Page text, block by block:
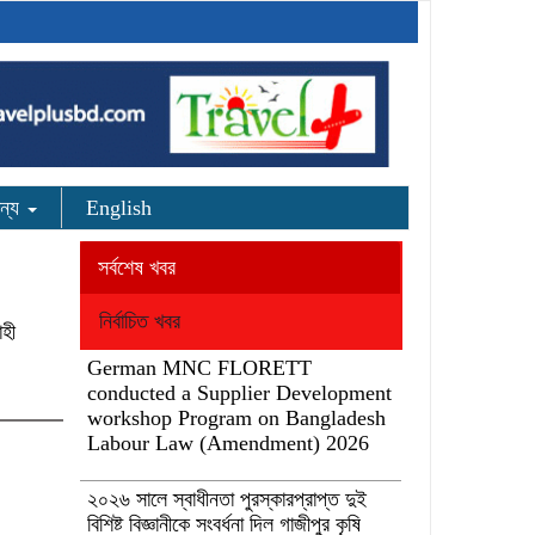
English
সর্বশেষ খবর
নির্বাচিত খবর
German MNC FLORETT
conducted a Supplier Development
workshop Program on Bangladesh
Labour Law (Amendment) 2026
২০২৬ সালে স্বাধীনতা পুরস্কারপ্রাপ্ত দুই
বিশিষ্ট বিজ্ঞানীকে সংবর্ধনা দিল গাজীপুর কৃষি